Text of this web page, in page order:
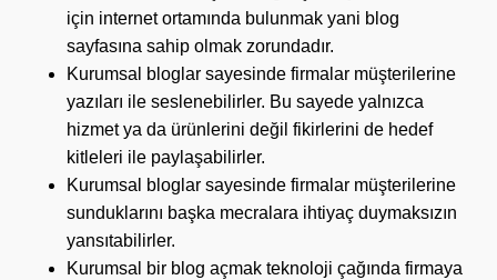
için internet ortamında bulunmak yani blog
sayfasına sahip olmak zorundadır.
Kurumsal bloglar sayesinde firmalar müşterilerine
yazıları ile seslenebilirler. Bu sayede yalnızca
hizmet ya da ürünlerini değil fikirlerini de hedef
kitleleri ile paylaşabilirler.
Kurumsal bloglar sayesinde firmalar müşterilerine
sunduklarını başka mecralara ihtiyaç duymaksızın
yansıtabilirler.
Kurumsal bir blog açmak teknoloji çağında firmaya